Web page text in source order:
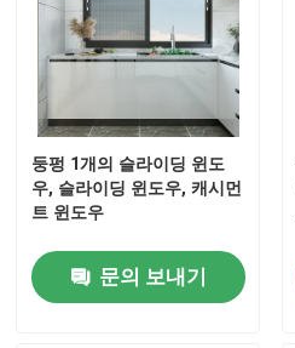
둥펑 1개의 슬라이딩 윈도
우, 슬라이딩 윈도우, 캐시먼
트 윈도우
문의 보내기